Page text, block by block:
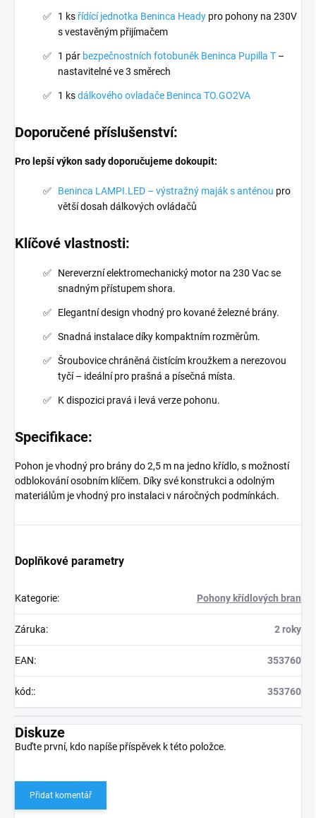
1 ks řídící jednotka Beninca Heady pro pohony na 230V
s vestavěným přijímačem
1 pár bezpečnostních fotobuněk Beninca Pupilla T –
nastavitelné ve 3 směrech
1 ksdálkového ovladače Beninca TO.GO2VA
Doporučené příslušenství:
Pro lepší výkon sady doporučujeme dokoupit:
Beninca LAMPI.LED – výstražný maják s anténou pro
větší dosah dálkových ovládačů
Klíčové vlastnosti:
Nereverzní elektromechanický motor na 230 Vac se
snadným přístupem shora.
Elegantní design vhodný pro kované železné brány.
Snadná instalace díky kompaktním rozměrům.
Šroubovice chráněná čistícím kroužkem a nerezovou
tyčí – ideální pro prašná a písečná místa.
K dispozici pravá i levá verze pohonu.
Specifikace:
Pohon je vhodný pro brány do 2,5 m na jedno křídlo, s možností
odblokování osobním klíčem. Díky své konstrukci a odolným
materiálům je vhodný pro instalaci v náročných podmínkách.
Doplňkové parametry
Kategorie: Pohony křídlových bran
Záruka: 2 roky
EAN: 353760
kód:: 353760
Diskuze
Buďte první, kdo napíše příspěvek k této položce.
Přidat komentář